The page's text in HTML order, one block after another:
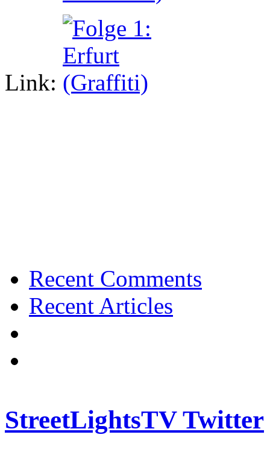
Link:
Recent Comments
Recent Articles
StreetLightsTV Twitter